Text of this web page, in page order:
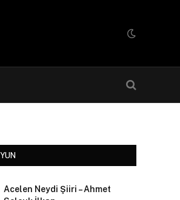
Acelen Neydi Şiiri – Ahmet